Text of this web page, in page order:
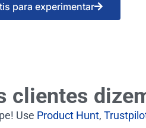
para experimentar
clientes
Use Product Hunt,